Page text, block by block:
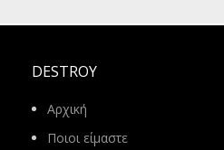
DESTROY
Αρχική
Ποιοι είμαστε